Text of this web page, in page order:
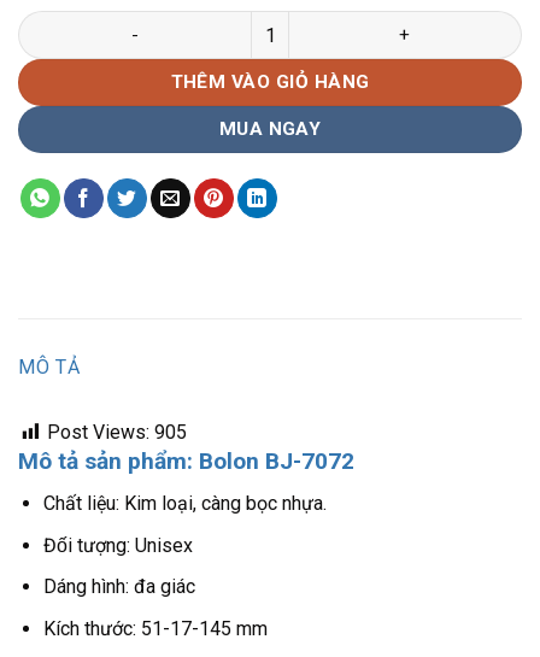
Gọng kính đa giác Bolon BJ-7072 Hàng chính hãng số lượng
THÊM VÀO GIỎ HÀNG
MUA NGAY
MÔ TẢ
Post Views: 905
Mô tả sản phẩm: Bolon BJ-7072
Chất liệu: Kim loại, càng bọc nhựa.
Đối tượng: Unisex
Dáng hình: đa giác
Kích thước: 51-17-145 mm